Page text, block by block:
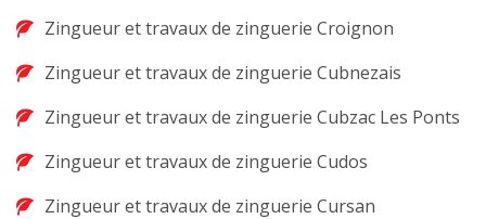
Zingueur et travaux de zinguerie Croignon
Zingueur et travaux de zinguerie Cubnezais
Zingueur et travaux de zinguerie Cubzac Les Ponts
Zingueur et travaux de zinguerie Cudos
Zingueur et travaux de zinguerie Cursan